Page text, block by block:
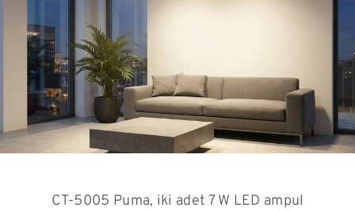
CT-5005 Puma, iki adet 7 W LED ampul